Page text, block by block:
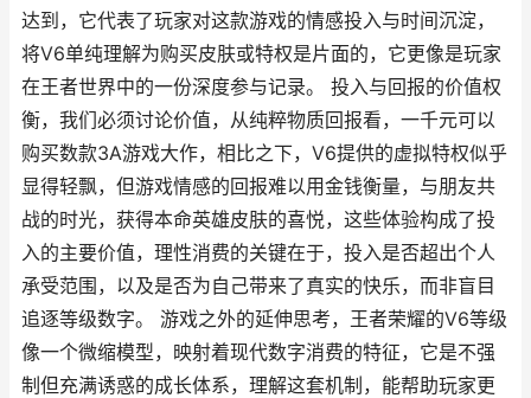
达到，它代表了玩家对这款游戏的情感投入与时间沉淀，
将V6单纯理解为购买皮肤或特权是片面的，它更像是玩家
在王者世界中的一份深度参与记录。 投入与回报的价值权
衡，我们必须讨论价值，从纯粹物质回报看，一千元可以
购买数款3A游戏大作，相比之下，V6提供的虚拟特权似乎
显得轻飘，但游戏情感的回报难以用金钱衡量，与朋友共
战的时光，获得本命英雄皮肤的喜悦，这些体验构成了投
入的主要价值，理性消费的关键在于，投入是否超出个人
承受范围，以及是否为自己带来了真实的快乐，而非盲目
追逐等级数字。 游戏之外的延伸思考，王者荣耀的V6等级
像一个微缩模型，映射着现代数字消费的特征，它是不强
制但充满诱惑的成长体系，理解这套机制，能帮助玩家更